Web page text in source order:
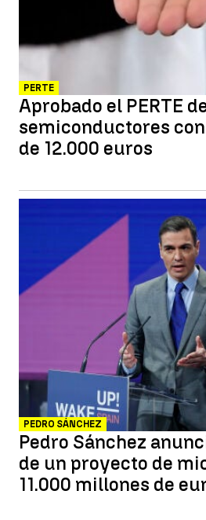
PERTE
Aprobado el PERTE
semiconductores
de 12.000 euros
PEDRO SÁNCHEZ
Pedro Sánchez
de un proyecto de
11.000 millones de